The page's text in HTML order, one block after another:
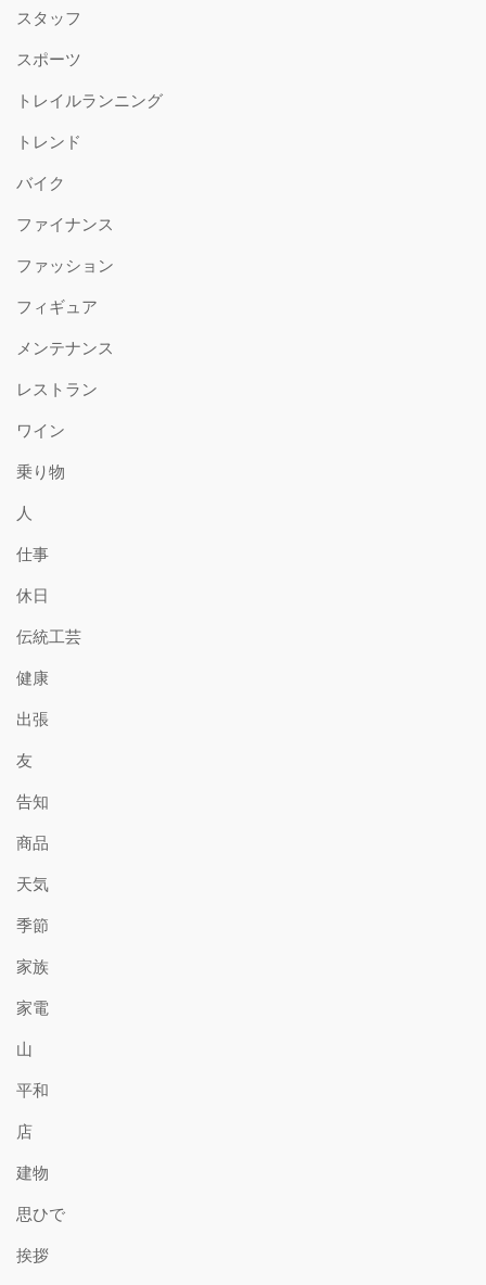
スタッフ
スポーツ
トレイルランニング
トレンド
バイク
ファイナンス
ファッション
フィギュア
メンテナンス
レストラン
ワイン
乗り物
人
仕事
休日
伝統工芸
健康
出張
友
告知
商品
天気
季節
家族
家電
山
平和
店
建物
思ひで
挨拶